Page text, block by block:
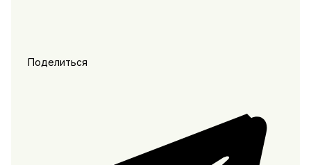
Поделиться